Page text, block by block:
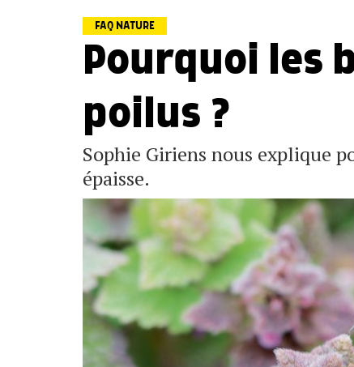
FAQ NATURE
Pourquoi les
poilus ?
Sophie Giriens nous explique
épaisse.